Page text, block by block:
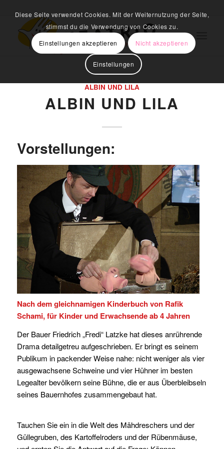
ALBIN UND LILA
ALBIN UND LILA
Vorstellungen:
Nach dem gleichnamigen Kinderbuch von Rafik
Schami, für Kinder und Erwachsende ab 4 Jahren
Der Bauer Friedrich „Fredi“ Latzke hat dieses anrührende
Drama detailgetreu aufgeschrieben. Er bringt es seinem
Publikum in packender Weise nahe: nicht weniger als vier
ausgewachsene Schweine und vier Hühner im besten
Legealter bevölkern seine Bühne, die er aus Überbleibseln
seines Bauernhofes zusammengebaut hat.
Tauchen Sie ein in die Welt des Mähdreschers und der
Güllegruben, des Kartoffelroders und der Rübenmäuse,
Diese Seite verwendet Cookies. Mit der Weiternutzung der Seite,
stimmst du die Verwendung von Cookies zu.
Einstellungen akzeptieren
Nicht akzeptieren
Einstellungen